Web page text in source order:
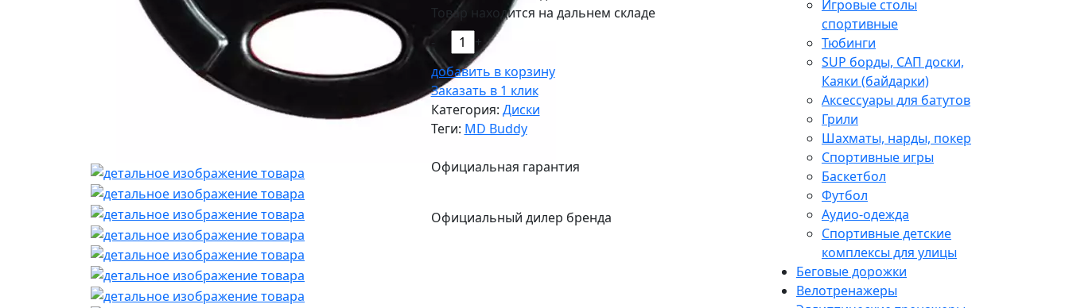
Товар находится на дальнем складе
-
+
добавить в корзину
Заказать в 1 клик
Категория: Диски
Теги: MD Buddy
Официальная гарантия
Официальный дилер бренда
Игровые столы
спортивные
Тюбинги
SUP борды, САП доски,
Каяки (байдарки)
Аксессуары для батутов
Грили
Шахматы, нарды, покер
Спортивные игры
Баскетбол
Футбол
Аудио-одежда
Спортивные детские
комплексы для улицы
Беговые дорожки
Велотренажеры